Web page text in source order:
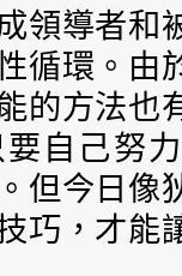
領導者和
循環。由
的方法也
自己努
但今日像
巧，才能